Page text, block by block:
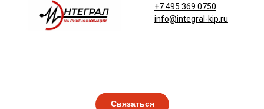
Связаться
+7 495 369 0750
info@integral-kip.ru